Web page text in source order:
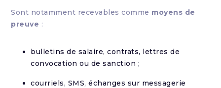
Sont notamment recevables comme moyens de
preuve :
bulletins de salaire, contrats, lettres de
convocation ou de sanction ;
courriels, SMS, échanges sur messagerie